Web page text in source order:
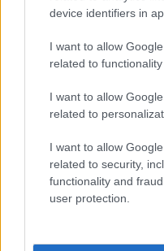
device identifiers in
I want to allow
related to
I want to allow
related to
I want to allow
related to security,
functionality and
user protection.
Orvos figyelmeztet:
söpörd